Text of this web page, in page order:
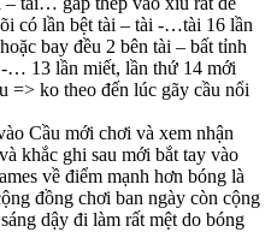
có lần bệt tài – tài -…tài 16 lần
bay đều 2 bên tài – bất tỉnh
… 13 lần miết, lần thứ 14 mới
=> ko theo đến lúc gãy cầu nổi
Cầu mới chơi và xem nhận
khắc ghi sau mới bắt tay vào
về điểm mạnh hơn bóng là
đồng chơi ban ngày còn cộng
dậy đi làm rất mệt do bóng